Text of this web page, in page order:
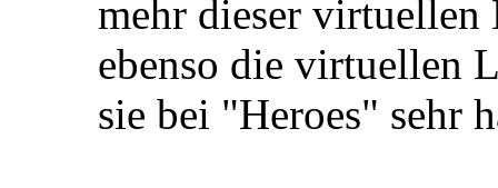
mehr dieser virtuellen
ebenso die virtuellen
sie bei "Heroes" sehr